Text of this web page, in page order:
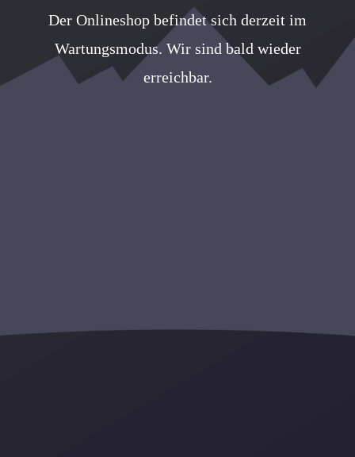
Der Onlineshop befindet sich derzeit im
Wartungsmodus. Wir sind bald wieder
erreichbar.